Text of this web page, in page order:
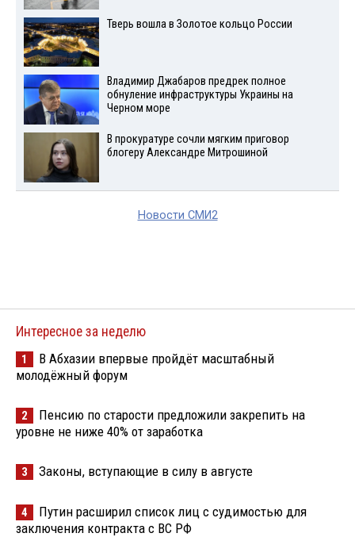
Тверь вошла в Золотое кольцо России
Владимир Джабаров предрек полное
обнуление инфраструктуры Украины на
Черном море
В прокуратуре сочли мягким приговор
блогеру Александре Митрошиной
Новости СМИ2
Интересное за неделю
1
В Абхазии впервые пройдёт масштабный
молодёжный форум
2
Пенсию по старости предложили закрепить на
уровне не ниже 40% от заработка
3 Законы, вступающие в силу в августе
4
Путин расширил список лиц с судимостью для
заключения контракта с ВС РФ